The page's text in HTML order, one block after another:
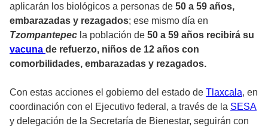
aplicarán los biológicos a personas de 50 a 59 años,
embarazadas y rezagados; ese mismo día en
Tzompantepec la población de 50 a 59 años recibirá su
vacuna de refuerzo, niños de 12 años con
comorbilidades, embarazadas y rezagados.
Con estas acciones el gobierno del estado de Tlaxcala, en
coordinación con el Ejecutivo federal, a través de la SESA
y delegación de la Secretaría de Bienestar, seguirán con